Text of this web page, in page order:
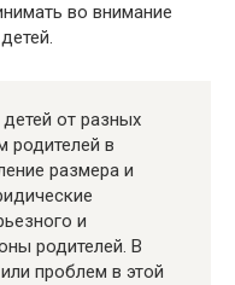
во внимание
от разных
родителей в
размера и
и
родителей. В
проблем в этой